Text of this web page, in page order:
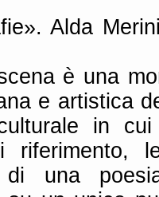
Alda
è una
e artistica
in
riferimento,
di una